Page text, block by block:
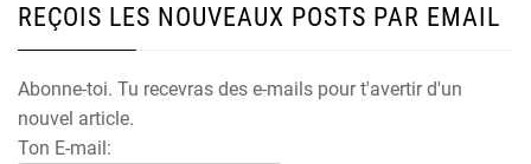
REÇOIS LES NOUVEAUX POSTS PAR EMAIL
Abonne-toi. Tu recevras des e-mails pour t'avertir d'un
nouvel article.
Ton E-mail: